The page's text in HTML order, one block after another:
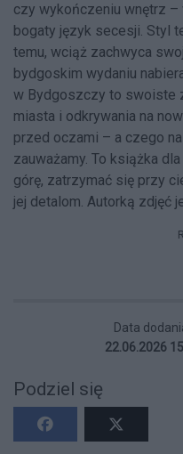
czy wykończeniu wnętrz –
bogaty język secesji. Styl
temu, wciąż zachwyca
bydgoskim wydaniu
w Bydgoszczy to swoiste
miasta i odkrywania na
przed oczami – a czego
zauważamy. To książka
górę, zatrzymać się przy
jej detalom. Autorką zdjęć
Data
22.06.2026
Podziel się